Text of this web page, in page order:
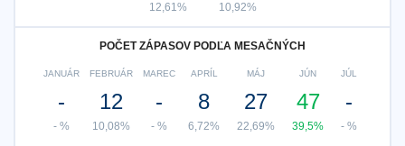
12,61% 10,92%
POČET ZÁPASOV PODĽA MESAČNÝCH
JANUÁR
-
- %
FEBRUÁR
12
10,08%
MAREC
-
- %
APRÍL
8
6,72%
MÁJ
27
22,69%
JÚN
47
39,5%
JÚL
-
- %